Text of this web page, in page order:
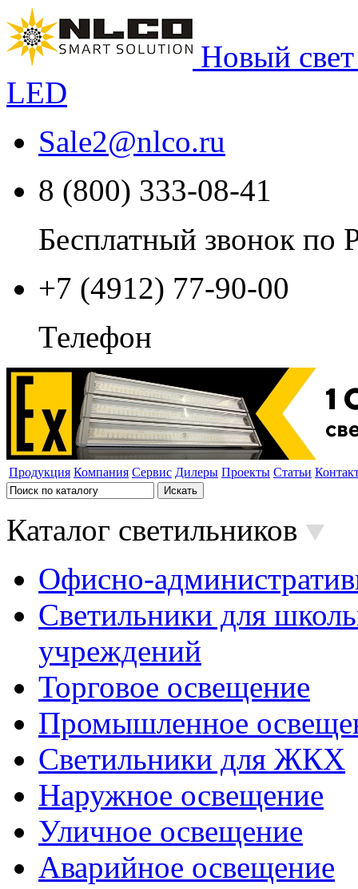
Новый
LED
Sale2@nlco.ru
8 (800) 333-08-41
Бесплатный звонок по
+7 (4912) 77-90-00
Телефон
Продукция Компания Сервис Дилеры Проекты Статьи
Каталог светильников
Офисно-
Светильники для
учреждений
Торговое освещение
Промышленное
Светильники для ЖКХ
Наружное освещение
Уличное освещение
Аварийное освещение